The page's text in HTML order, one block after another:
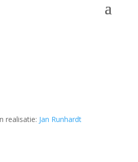
realisatie: Jan Runhardt